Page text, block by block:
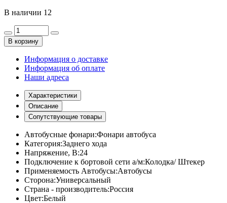
В наличии 12
В корзину
Информация о доставке
Информация об оплате
Наши адреса
Характеристики
Описание
Сопутствующие товары
Автобусные фонари:Фонари автобуса
Категория:Заднего хода
Напряжение, В:24
Подключение к бортовой сети а/м:Колодка/ Штекер
Применяемость Автобусы:Автобусы
Сторона:Универсальный
Страна - производитель:Россия
Цвет:Белый